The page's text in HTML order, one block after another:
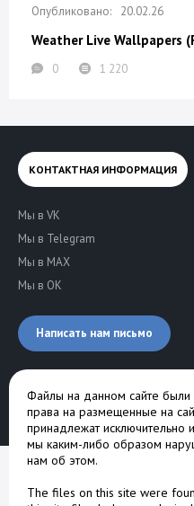
20.02.26
Weather Live Wallpapers
0 1 220
КОНТАКТНАЯ ИНФОРМАЦИЯ
Мы в VK
Мы в Telegram
Мы в MAX
Мы в OK
Написать нам письмо
Файлы на данном сайте были
права на размещенные на
принадлежат исключительно
мы каким-либо образом
нам об этом.
The files on this site were